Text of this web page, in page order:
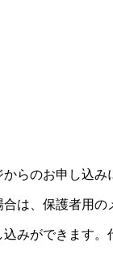
らのお申し込
は、保護者用の
みができます